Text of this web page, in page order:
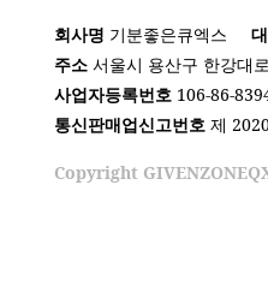
회사명 기분좋은큐엑스
주소 서울시 용산구 한강대
사업자등록번호 106-86-
통신판매업신고번호 제
Copyright